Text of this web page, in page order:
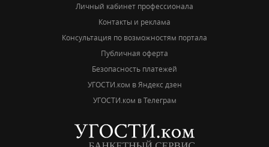
Личный кабинет профессионала
Контакты и реклама
Консультация по возможностям портала
Публичная оферта
Безопасность платежей
УГОСТИ.ком в Яндекс дзен
УГОСТИ.ком в Телеграм